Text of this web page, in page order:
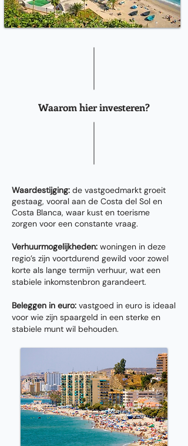
Waarom hier investeren?
Waardestijging: de vastgoedmarkt groeit
gestaag, vooral aan de Costa del Sol en
Costa Blanca, waar kust en toerisme
zorgen voor een constante vraag.
Verhuurmogelijkheden: woningen in deze
regio’s zijn voortdurend gewild voor zowel
korte als lange termijn verhuur, wat een
stabiele inkomstenbron garandeert.
Beleggen in euro: vastgoed in euro is ideaal
voor wie zijn spaargeld in een sterke en
stabiele munt wil behouden.